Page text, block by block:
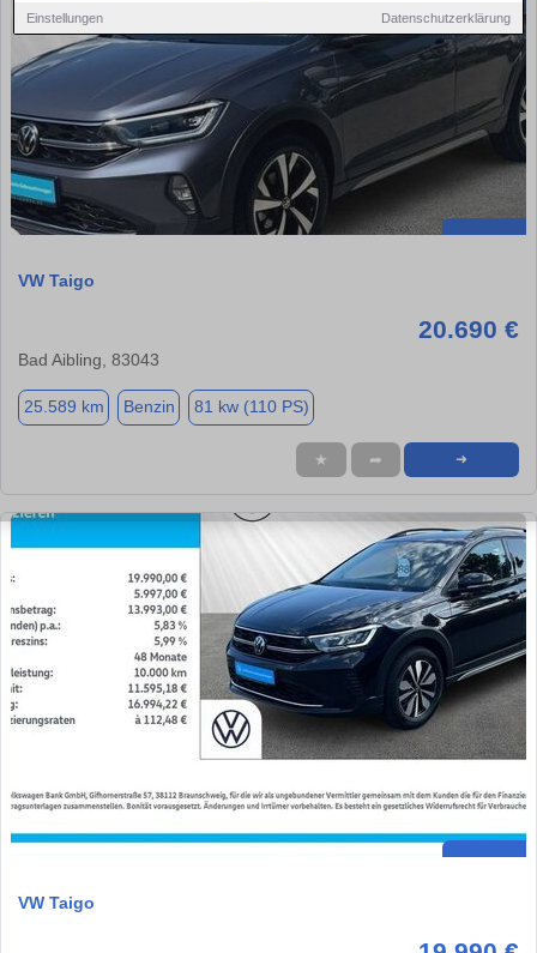
Einstellungen Datenschutzerklärung
VW Taigo
20.690 €
Bad Aibling, 83043
25.589 km Benzin 81 kw (110 PS)
★ ➦ ➜
VW Taigo